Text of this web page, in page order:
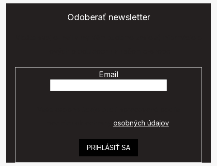
Odoberať newsletter
Email
osobných údajov.
PRIHLÁSIŤ SA